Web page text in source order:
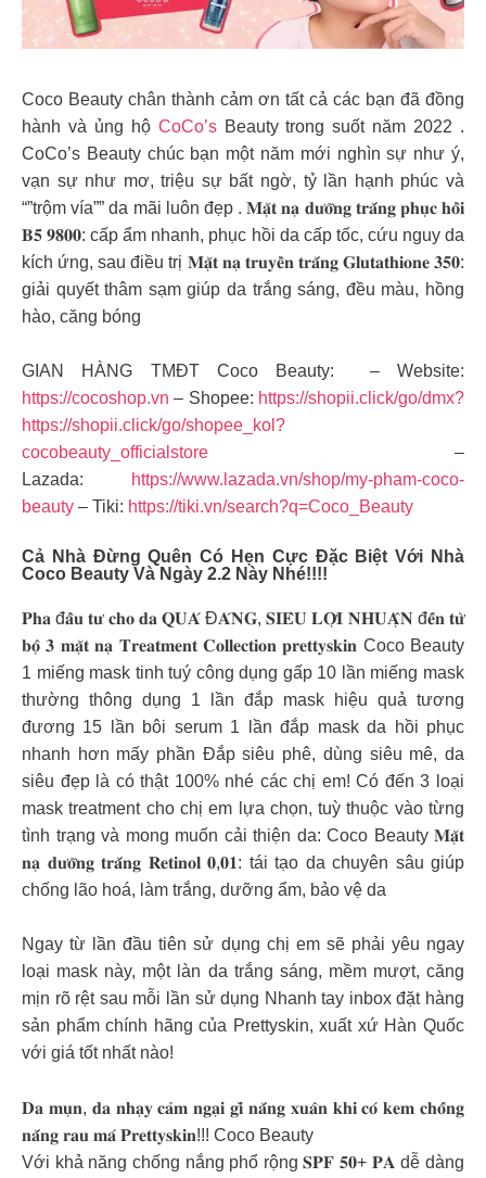
Coco Beauty chân thành cảm ơn tất cả các bạn đã đồng
hành và ủng hộ CoCo’sBeauty trong suốt năm 2022 .
CoCo’s Beauty chúc bạn một năm mới nghìn sự như ý,
vạn sự như mơ, triệu sự bất ngờ, tỷ lần hạnh phúc và
“”trộm vía”” da mãi luôn đẹp . 𝐌𝐚̣̆𝐭 𝐧𝐚̣ 𝐝𝐮̛𝐨̛̃𝐧𝐠 𝐭𝐫𝐚̆́𝐧𝐠 𝐩𝐡𝐮̣𝐜 𝐡𝐨̂̀𝐢
𝐁𝟓 𝟗𝟖𝟎𝟎: cấp ẩm nhanh, phục hồi da cấp tốc, cứu nguy da
kích ứng, sau điều trị 𝐌𝐚̣̆𝐭 𝐧𝐚̣ 𝐭𝐫𝐮𝐲𝐞̂̀𝐧 𝐭𝐫𝐚̆́𝐧𝐠 𝐆𝐥𝐮𝐭𝐚𝐭𝐡𝐢𝐨𝐧𝐞 𝟑𝟓𝟎:
giải quyết thâm sạm giúp da trắng sáng, đều màu, hồng
hào, căng bóng
GIAN HÀNG TMĐT Coco Beauty: – Website:
https://cocoshop.vn – Shopee: https://shopii.click/go/dmx?
https://shopii.click/go/shopee_kol?
cocobeauty_officialstore –
Lazada:
https://www.lazada.vn/shop/my-pham-coco-
beauty – Tiki: https://tiki.vn/search?q=Coco_Beauty
Cả Nhà Đừng Quên Có Hẹn Cực Đặc Biệt Với Nhà
Coco Beauty Và Ngày 2.2 Này Nhé!!!!
𝐏𝐡𝐚 đ𝐚̂̀𝐮 𝐭𝐮̛ 𝐜𝐡𝐨 𝐝𝐚 𝐐𝐔𝐀́ Đ𝐀́𝐍𝐆, 𝐒𝐈𝐄̂𝐔 𝐋𝐎̛̣𝐈 𝐍𝐇𝐔𝐀̣̂𝐍 đ𝐞̂́𝐧 𝐭𝐮̛̀
𝐛𝐨̣̂ 𝟑 𝐦𝐚̣̆𝐭 𝐧𝐚̣ 𝐓𝐫𝐞𝐚𝐭𝐦𝐞𝐧𝐭 𝐂𝐨𝐥𝐥𝐞𝐜𝐭𝐢𝐨𝐧 𝐩𝐫𝐞𝐭𝐭𝐲𝐬𝐤𝐢𝐧 Coco Beauty
1 miếng mask tinh tuý công dụng gấp 10 lần miếng mask
thường thông dụng 1 lần đắp mask hiệu quả tương
đương 15 lần bôi serum 1 lần đắp mask da hồi phục
nhanh hơn mấy phần Đắp siêu phê, dùng siêu mê, da
siêu đẹp là có thật 100% nhé các chị em! Có đến 3 loại
mask treatment cho chị em lựa chọn, tuỳ thuộc vào từng
tình trạng và mong muốn cải thiện da: Coco Beauty 𝐌𝐚̣̆𝐭
𝐧𝐚̣ 𝐝𝐮̛𝐨̛̃𝐧𝐠 𝐭𝐫𝐚̆́𝐧𝐠 𝐑𝐞𝐭𝐢𝐧𝐨𝐥 𝟎,𝟎𝟏: tái tạo da chuyên sâu giúp
chống lão hoá, làm trắng, dưỡng ẩm, bảo vệ da
Ngay từ lần đầu tiên sử dụng chị em sẽ phải yêu ngay
loại mask này, một làn da trắng sáng, mềm mượt, căng
mịn rõ rệt sau mỗi lần sử dụng Nhanh tay inbox đặt hàng
sản phẩm chính hãng của Prettyskin, xuất xứ Hàn Quốc
với giá tốt nhất nào!
𝐃𝐚 𝐦𝐮̣𝐧, 𝐝𝐚 𝐧𝐡𝐚̣𝐲 𝐜𝐚̉𝐦 𝐧𝐠𝐚̣𝐢 𝐠𝐢̀ 𝐧𝐚̆́𝐧𝐠 𝐱𝐮𝐚̂𝐧 𝐤𝐡𝐢 𝐜𝐨́ 𝐤𝐞𝐦 𝐜𝐡𝐨̂́𝐧𝐠
𝐧𝐚̆́𝐧𝐠 𝐫𝐚𝐮 𝐦𝐚́ 𝐏𝐫𝐞𝐭𝐭𝐲𝐬𝐤𝐢𝐧!!! Coco Beauty
Với khả năng chống nắng phổ rộng 𝐒𝐏𝐅 𝟓𝟎+ 𝐏𝐀 dễ dàng